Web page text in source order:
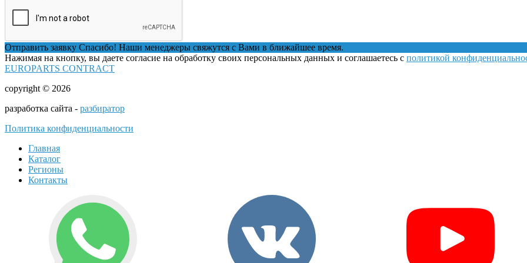
Отправить заявку Спасибо! Наши менеджеры свяжутся с Вами в ближайшее время.
Нажимая на кнопку, вы даете согласие на обработку своих персональных данных и соглашаетесь с политикой
EUROPARTS CONTRACT
copyright © 2026
разработка сайта - разбиратор
Политика конфиденциальности
Главная
Каталог
Регионы
Контакты